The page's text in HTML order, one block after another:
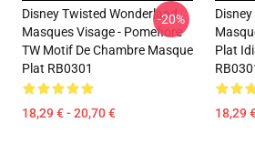
Disney Twisted Wonderland
Masques Visage - Pomefiore
TW Motif De Chambre Masque
Plat RB0301
18,29 € - 20,70 €
-20%
Plat
18,29